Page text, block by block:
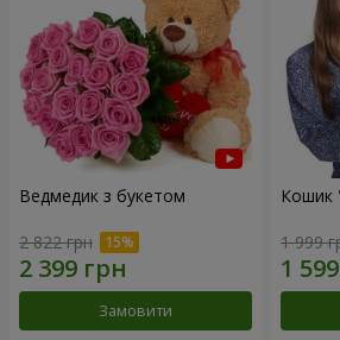
Ведмедик з букетом
2 822 грн
Замовити
Кошик
1 999